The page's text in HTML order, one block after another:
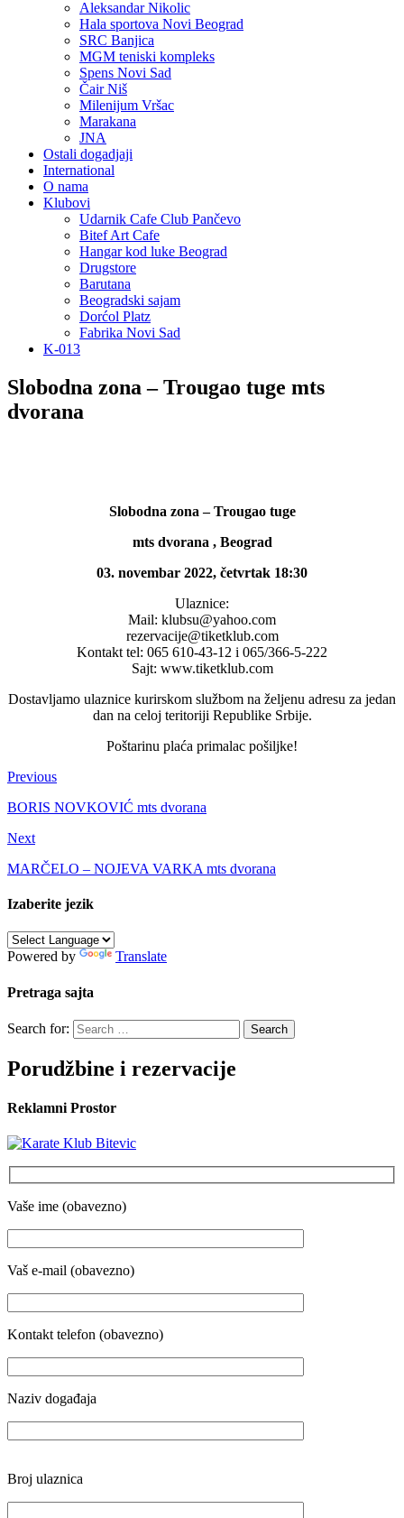
Aleksandar Nikolic
Hala sportova Novi Beograd
SRC Banjica
MGM teniski kompleks
Spens Novi Sad
Čair Niš
Milenijum Vršac
Marakana
JNA
Ostali dogadjaji
International
O nama
Klubovi
Udarnik Cafe Club Pančevo
Bitef Art Cafe
Hangar kod luke Beograd
Drugstore
Barutana
Beogradski sajam
Dorćol Platz
Fabrika Novi Sad
K-013
Slobodna zona – Trougao tuge mts
dvorana
Slobodna zona – Trougao tuge
mts dvorana , Beograd
03. novembar 2022, četvrtak 18:30
Ulaznice:
Mail: klubsu@yahoo.com
rezervacije@tiketklub.com
Kontakt tel: 065 610-43-12 i 065/366-5-222
Sajt: www.tiketklub.com
Dostavljamo ulaznice kurirskom službom na željenu adresu za jedan
dan na celoj teritoriji Republike Srbije.
Poštarinu plaća primalac pošiljke!
Previous
BORIS NOVKOVIĆ mts dvorana
Next
MARČELO – NOJEVA VARKA mts dvorana
Izaberite jezik
Powered by Translate
Pretraga sajta
Search for:
Porudžbine i rezervacije
Reklamni Prostor
Vaše ime (obavezno)
Vaš e-mail (obavezno)
Kontakt telefon (obavezno)
Naziv događaja
Broj ulaznica